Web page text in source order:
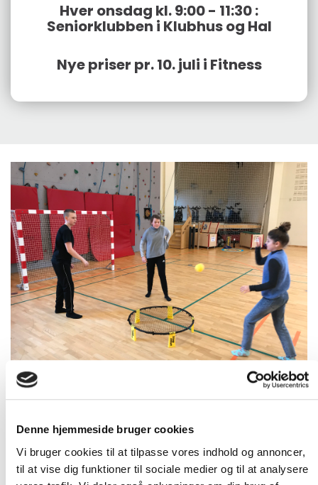
Denne hjemmeside bruger cookies
Vi bruger cookies til at tilpasse vores indhold og annoncer,
til at vise dig funktioner til sociale medier og til at analysere
Hver onsdag kl. 9:00 - 11:30 :
Seniorklubben i Klubhus og Hal
Nye priser pr. 10. juli i Fitness
Tilmeld en "Kaptajn" for familie holdet, som betaler
familiekontingentet, abonnement.
Øvrige familiemedlemmer tilmeldes gratis.